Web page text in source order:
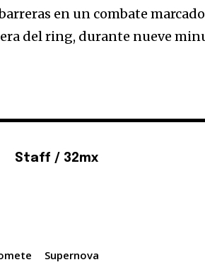
en un combate
del ring, durante nueve
Staff / 32mx
Supernova